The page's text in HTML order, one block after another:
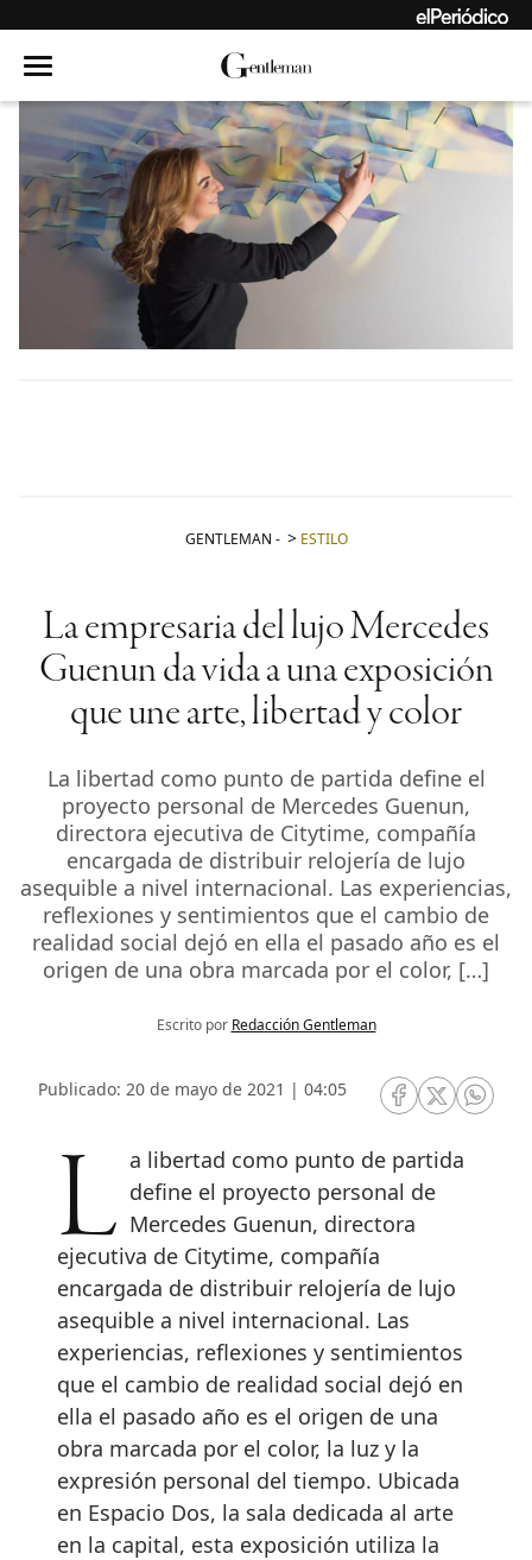
GENTLEMAN - ESTILO
La empresaria del lujo Mercedes
Guenun da vida a una exposición
que une arte, libertad y color
La libertad como punto de partida define el
proyecto personal de Mercedes Guenun,
directora ejecutiva de Citytime, compañía
encargada de distribuir relojería de lujo
asequible a nivel internacional. Las experiencias,
reflexiones y sentimientos que el cambio de
realidad social dejó en ella el pasado año es el
origen de una obra marcada por el color, […]
Escrito por Redacción Gentleman
Publicado: 20 de mayo de 2021 | 04:05
RRSS Facebook
RRSSRRSS
La libertad como punto de partida define el proyecto personal de
Mercedes Guenun, directora
ejecutiva de Citytime, compañía
encargada de distribuir relojería de lujo
asequible a nivel internacional. Las
experiencias, reflexiones y sentimientos
que el cambio de realidad social dejó en
ella el pasado año es el origen de una
obra marcada por el color, la luz y la
expresión personal del tiempo. Ubicada
en Espacio Dos, la sala dedicada al arte
en la capital, esta exposición utiliza la